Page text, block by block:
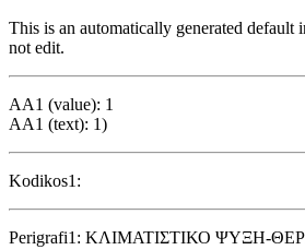
This is an automatically generated default
not edit.
AA1 (value): 1
AA1 (text): 1)
Kodikos1:
Perigrafi1: ΚΛΙΜΑΤΙΣΤΙΚΟ ΨΥΞΗ-